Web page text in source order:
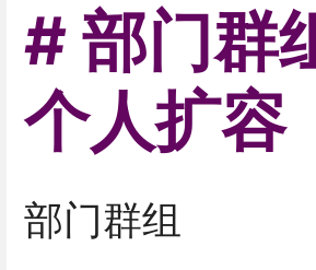
部门群
个人扩容
部门群组